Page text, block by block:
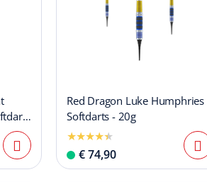
Red Dragon Luke Humphries
Softdarts - 20g
€ 74,90